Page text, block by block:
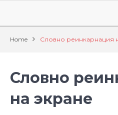
Home Словно реинкарнация
Словно
на экране